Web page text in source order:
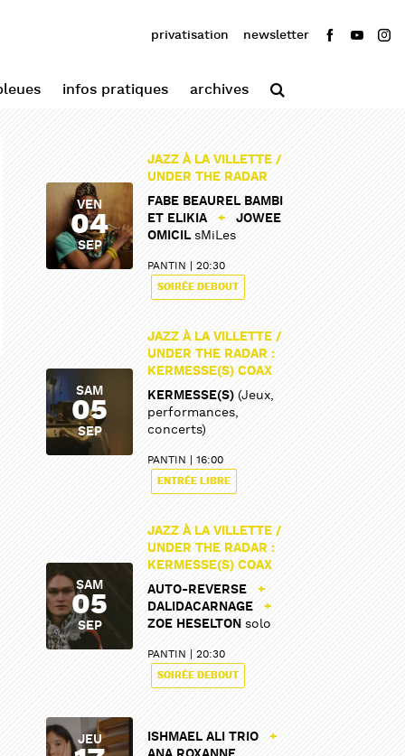
privatisation newsletter
infos pratiques archives
VEN
04
SEP
JAZZ À LA VILLETTE /
UNDER THE RADAR
FABE BEAUREL BAMBI
ET ELIKIA +
JOWEE
OMICIL sMiLes
PANTIN 20:30
SOIRÉE DEBOUT
SAM
05
SEP
JAZZ À LA VILLETTE /
UNDER THE RADAR :
KERMESSE(S) COAX
KERMESSE(S) (Jeux,
performances,
concerts)
PANTIN 16:00
ENTRÉE LIBRE
SAM
05
SEP
JAZZ À LA VILLETTE /
UNDER THE RADAR :
KERMESSE(S) COAX
AUTO-REVERSE
+
DALIDACARNAGE
+
ZOE HESELTON solo
PANTIN 20:30
SOIRÉE DEBOUT
JEU ISHMAEL ALI TRIO
+